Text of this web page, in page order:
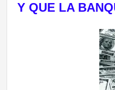
Y QUE LA